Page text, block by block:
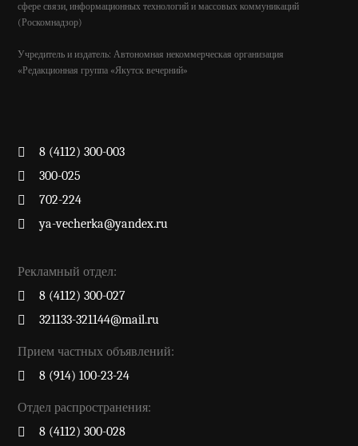
сфере связи, информационных технологий и массовых коммуникаций
(Роскомнадзор)
Учредитель и издатель: Автономная некоммерческая организация
«Редакционная группа «Якутск вечерний»
8 (4112) 300-003
300-025
702-224
ya-vecherka@yandex.ru
Рекламный отдел:
8 (4112) 300-027
321133-321144@mail.ru
Прием частных объявлений:
8 (914) 100-23-24
Отдел распространения:
8 (4112) 300-028